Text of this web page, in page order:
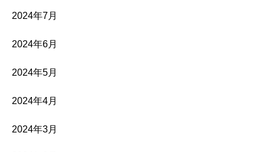
2024年7月
2024年6月
2024年5月
2024年4月
2024年3月